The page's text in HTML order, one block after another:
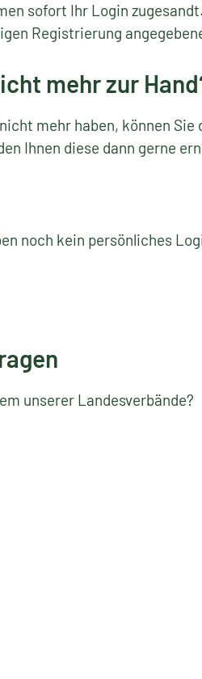
sofort Ihr Login zugesandt.
Registrierung
mehr zur
mehr haben, können Sie
Ihnen diese dann gerne
noch kein persönliches
unserer Landesverbände?